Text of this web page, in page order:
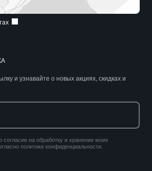
и узнавайте о новых акциях, скидках и
на обработку и хранение моих
политике конфиденциальности.